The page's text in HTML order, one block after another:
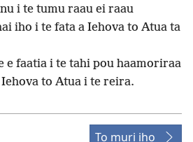
i te tumu raau ei raau
iho i te fata a Iehova to Atua ta
e faatia i te tahi pou haamoriraa
Iehova to Atua i te reira.
To muri iho